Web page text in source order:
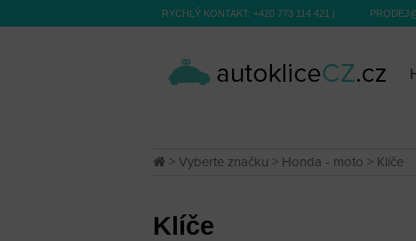
RYCHLÝ KONTAKT: +420 773 114 421 |
> Vyberte značku > Honda - moto > Klíče
Klíče